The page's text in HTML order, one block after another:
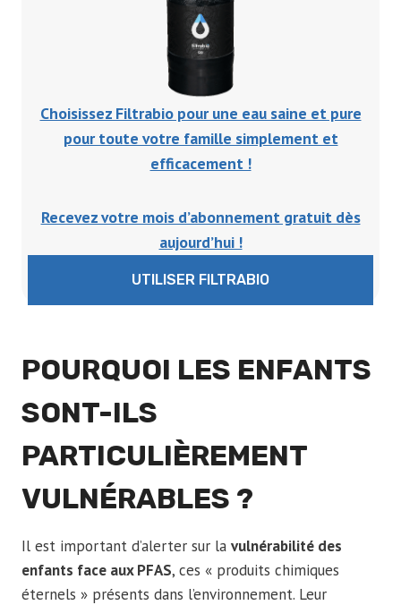
Choisissez Filtrabio pour une eau saine et pure
pour toute votre famille simplement et
efficacement !
Recevez votre mois d’abonnement gratuit dès
aujourd’hui !
UTILISER FILTRABIO
POURQUOI LES ENFANTS
SONT-ILS
PARTICULIÈREMENT
VULNÉRABLES ?
Il est important d’alerter sur la vulnérabilité des
enfants face aux PFAS, ces « produits chimiques
éternels » présents dans l’environnement. Leur